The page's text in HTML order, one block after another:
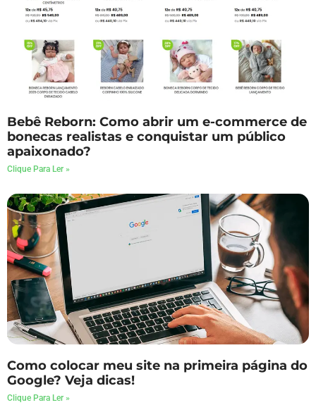
Bebê Reborn: Como abrir um e-commerce de
bonecas realistas e conquistar um público
apaixonado?
Clique Para Ler »
Como colocar meu site na primeira página do
Google? Veja dicas!
Clique Para Ler »